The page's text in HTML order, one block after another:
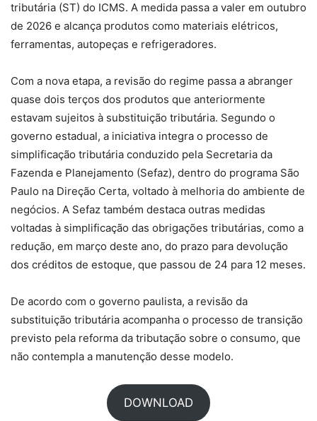
tributária (ST) do ICMS. A medida passa a valer em outubro
de 2026 e alcança produtos como materiais elétricos,
ferramentas, autopeças e refrigeradores.
Com a nova etapa, a revisão do regime passa a abranger
quase dois terços dos produtos que anteriormente
estavam sujeitos à substituição tributária. Segundo o
governo estadual, a iniciativa integra o processo de
simplificação tributária conduzido pela Secretaria da
Fazenda e Planejamento (Sefaz), dentro do programa São
Paulo na Direção Certa, voltado à melhoria do ambiente de
negócios. A Sefaz também destaca outras medidas
voltadas à simplificação das obrigações tributárias, como a
redução, em março deste ano, do prazo para devolução
dos créditos de estoque, que passou de 24 para 12 meses.
De acordo com o governo paulista, a revisão da
substituição tributária acompanha o processo de transição
previsto pela reforma da tributação sobre o consumo, que
não contempla a manutenção desse modelo.
DOWNLOAD